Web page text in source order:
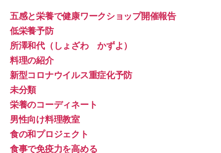
五感と栄養で健康ワークショップ開催報告
低栄養予防
所澤和代（しょざわ かずよ）
料理の紹介
新型コロナウイルス重症化予防
未分類
栄養のコーディネート
男性向け料理教室
食の和プロジェクト
食事で免疫力を高める